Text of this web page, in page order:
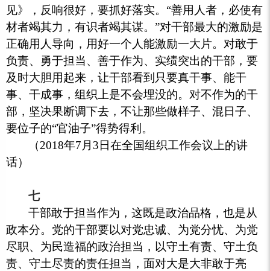
见》，反响很好，要抓好落实。“善用人者，必使有
材者竭其力，有识者竭其谋。”对干部最大的激励是
正确用人导向，用好一个人能激励一大片。对敢于
负责、勇于担当、善于作为、实绩突出的干部，要
及时大胆用起来，让干部看到只要真干事、能干
事、干成事，组织上是不会埋没的。对不作为的干
部，坚决果断调下去，不让那些做样子、混日子、
要位子的“官油子”得势得利。
（2018年7月3日在全国组织工作会议上的讲
话）
七
干部敢于担当作为，这既是政治品格，也是从
政本分。党的干部要以对党忠诚、为党分忧、为党
尽职、为民造福的政治担当，以守土有责、守土负
责、守土尽责的责任担当，面对大是大非敢于亮